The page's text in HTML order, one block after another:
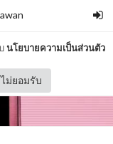
นโยบายความเป็นส่วนตัว
ไม่ยอมรับ